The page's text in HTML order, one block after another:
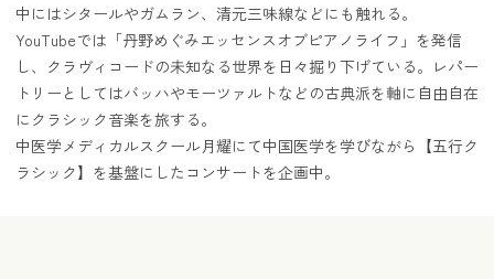
中にはシタールやガムラン、清元三味線などにも触れる。
YouTubeでは「丹野めぐみエッセンスオブピアノライフ」を発信
し、クラヴィコードの未知なる世界を日々掘り下げている。レパー
トリーとしてはバッハやモーツァルトなどの古典派を軸に自由自在
にクラシック音楽を旅する。
中医学メディカルスクール月耀にて中国医学を学びながら【五行ク
ラシック】を基盤にしたコンサートを企画中。